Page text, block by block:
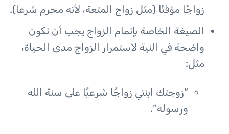
زواجًا مؤقتًا (مثل زواج المتعة، لأنه محرم شرعا).
الصيغة الخاصة بإتمام الزواج يجب أن تكون
واضحة في النية لاستمرار الزواج مدى الحياة،
مثل:
“زوجتك ابنتي زواجًا شرعيًا على سنة الله
ورسوله”.